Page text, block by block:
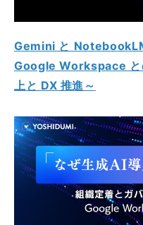
Gemini と
Google Workspace と
上と DX 推進～